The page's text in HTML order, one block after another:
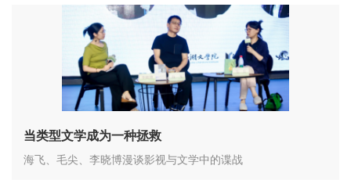
当类型文学成为一种拯救
海飞、毛尖、李晓博漫谈影视与文学中的谍战